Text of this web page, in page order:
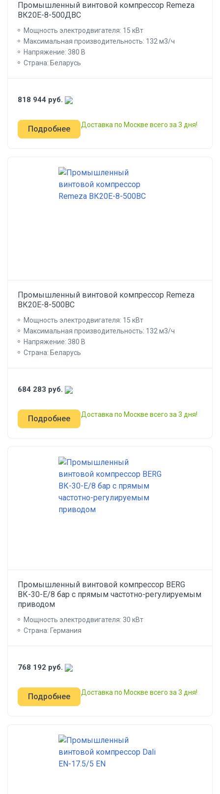
Промышленный винтовой компрессор Remeza
ВК20Е-8-500ДВС
Мощность электродвигателя: 15 кВт
Максимальная производительность: 132 м3/ч
Напряжение: 380 В
Страна: Беларусь
818 944 руб.
Подробнее Доставка по Москве всего за 3 дня!
Промышленный винтовой компрессор Remeza
ВК20Е-8-500ВС
Мощность электродвигателя: 15 кВт
Максимальная производительность: 132 м3/ч
Напряжение: 380 В
Страна: Беларусь
684 283 руб.
Подробнее Доставка по Москве всего за 3 дня!
Промышленный винтовой компрессор BERG
ВК-30-E/8 бар с прямым частотно-регулируемым
приводом
Мощность электродвигателя: 30 кВт
Страна: Германия
768 192 руб.
Подробнее Доставка по Москве всего за 3 дня!